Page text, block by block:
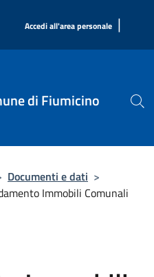
Accedi all'area personale |
di Fiumicino
Documenti e dati >
Immobili Comunali